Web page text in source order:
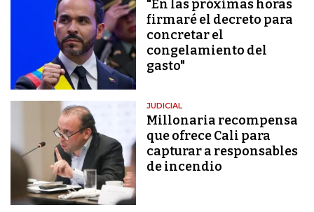
"En las próximas horas
firmaré el decreto para
concretar el
congelamiento del
gasto"
JUDICIAL
Millonaria recompensa
que ofrece Cali para
capturar a responsables
de incendio